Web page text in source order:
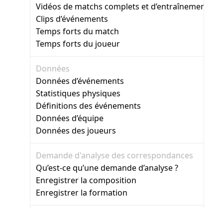
Vidéos de matchs complets et d’entraînement
Clips d’événements
Temps forts du match
Temps forts du joueur
Données
Données d’événements
Statistiques physiques
Définitions des événements
Données d’équipe
Données des joueurs
Demande d'analyse des correspondances
Qu’est-ce qu’une demande d’analyse ?
Enregistrer la composition
Enregistrer la formation